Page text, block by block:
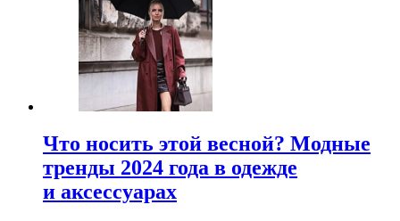
Что носить этой весной? Модные
тренды 2024 года в одежде
и аксессуарах